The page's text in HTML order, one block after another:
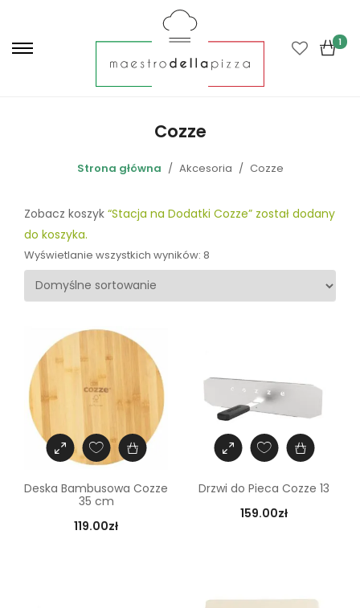
i
1
Cozze
Strona główna Akcesoria Cozze
Zobacz koszyk “Stacja na Dodatki Cozze” został dodany
do koszyka.
Wyświetlanie wszystkich wyników: 8
Deska Bambusowa Cozze
35 cm
119.00zł
Drzwi do Pieca Cozze 13
159.00zł